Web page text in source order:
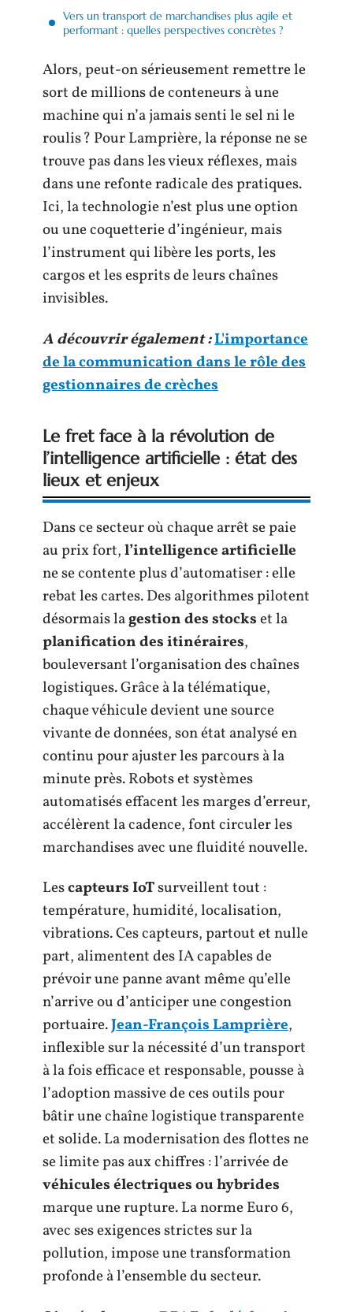
Vers un transport de marchandises plus agile et
performant : quelles perspectives concrètes ?
Alors, peut-on sérieusement remettre le
sort de millions de conteneurs à une
machine qui n’a jamais senti le sel ni le
roulis ? Pour Lamprière, la réponse ne se
trouve pas dans les vieux réflexes, mais
dans une refonte radicale des pratiques.
Ici, la technologie n’est plus une option
ou une coquetterie d’ingénieur, mais
l’instrument qui libère les ports, les
cargos et les esprits de leurs chaînes
invisibles.
A découvrir également :L'importance
de la communication dans le rôle des
gestionnaires de crèches
Le fret face à la révolution de
l’intelligence artificielle : état des
lieux et enjeux
Dans ce secteur où chaque arrêt se paie
au prix fort,l’intelligence artificielle
ne se contente plus d’automatiser : elle
rebat les cartes. Des algorithmes pilotent
désormais lagestion des stockset la
planification des itinéraires,
bouleversant l’organisation des chaînes
logistiques. Grâce à la télématique,
chaque véhicule devient une source
vivante de données, son état analysé en
continu pour ajuster les parcours à la
minute près. Robots et systèmes
automatisés effacent les marges d’erreur,
accélèrent la cadence, font circuler les
marchandises avec une fluidité nouvelle.
Lescapteurs IoTsurveillent tout :
température, humidité, localisation,
vibrations. Ces capteurs, partout et nulle
part, alimentent des IA capables de
prévoir une panne avant même qu’elle
n’arrive ou d’anticiper une congestion
portuaire.Jean-François Lamprière,
inflexible sur la nécessité d’un transport
à la fois efficace et responsable, pousse à
l’adoption massive de ces outils pour
bâtir une chaîne logistique transparente
et solide. La modernisation des flottes ne
se limite pas aux chiffres : l’arrivée de
véhicules électriques ou hybrides
marque une rupture. La norme Euro 6,
avec ses exigences strictes sur la
pollution, impose une transformation
profonde à l’ensemble du secteur.